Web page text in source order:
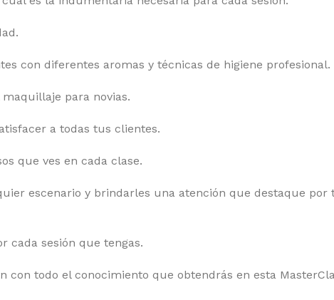
con diferentes aromas y técnicas de higiene profesional.
para novias.
a todas tus clientes.
que ves en cada clase.
escenario y brindarles una atención que destaque por
cada sesión que tengas.
con todo el conocimiento que obtendrás en esta